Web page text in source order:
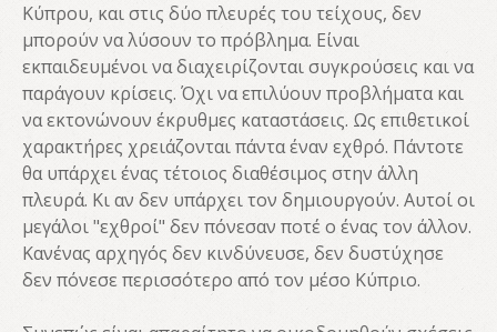
Κύπρου, και στις δύο πλευρές του τείχους, δεν
μπορούν να λύσουν το πρόβλημα. Είναι
εκπαιδευμένοι να διαχειρίζονται συγκρούσεις και να
παράγουν κρίσεις. Όχι να επιλύουν προβλήματα και
να εκτονώνουν έκρυθμες καταστάσεις. Ως επιθετικοί
χαρακτήρες χρειάζονται πάντα έναν εχθρό. Πάντοτε
θα υπάρχει ένας τέτοιος διαθέσιμος στην άλλη
πλευρά. Κι αν δεν υπάρχει τον δημιουργούν. Αυτοί οι
μεγάλοι "εχθροί" δεν πόνεσαν ποτέ ο ένας τον άλλον.
Κανένας αρχηγός δεν κινδύνευσε, δεν δυστύχησε
δεν πόνεσε περισσότερο από τον μέσο Κύπριο.